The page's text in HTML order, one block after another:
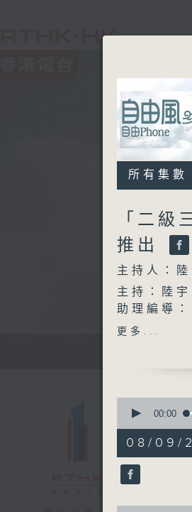
所有集數
「二級
推出
主持人：
主持：陸
助理編導
編導：張
更多...
seconds
hour,
57
minutes,
39
90%
00:00
08/09/